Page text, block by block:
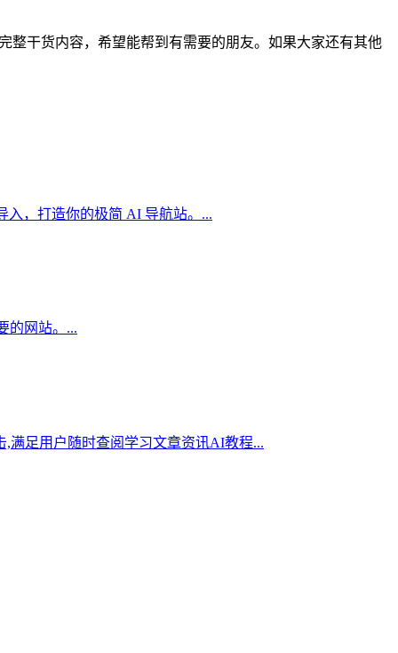
整干货内容，希望能帮到有需要的朋友。如果大家还有其他
入，打造你的极简 AI 导航站。...
的网站。...
满足用户随时查阅学习文章资讯AI教程...